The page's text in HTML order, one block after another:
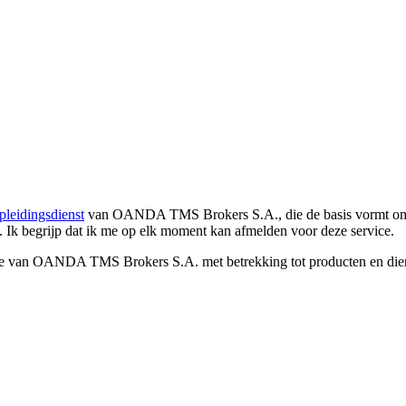
van OANDA TMS Brokers S.A., die de basis vormt
Ik begrijp dat ik me op elk moment kan afmelden voor deze service.
OANDA TMS Brokers S.A. met betrekking tot producten en